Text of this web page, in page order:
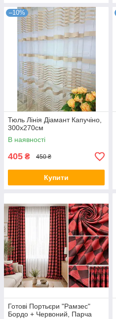
–10%
Тюль Лінія Діамант Капучіно,
300х270см
В наявності
405 ₴ 450 ₴
Купити
Готові Портьєри "Рамзес"
Бордо + Червоний, Парча